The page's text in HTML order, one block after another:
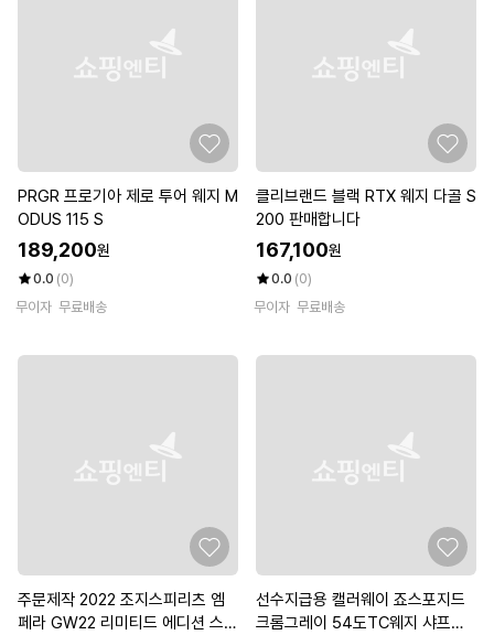
PRGR 프로기아 제로 투어 웨지 M
ODUS 115 S
189,200원
0.0 (0)
무이자 무료배송
클리브랜드 블랙 RTX 웨지 다골 S
200 판매합니다
167,100원
0.0 (0)
무이자 무료배송
주문제작 2022 조지스피리츠 엠
페라 GW22 리미티드 에디션 스틸
선수지급용 캘러웨이 죠스포지드
크롬그레이 54도TC웨지 샤프트